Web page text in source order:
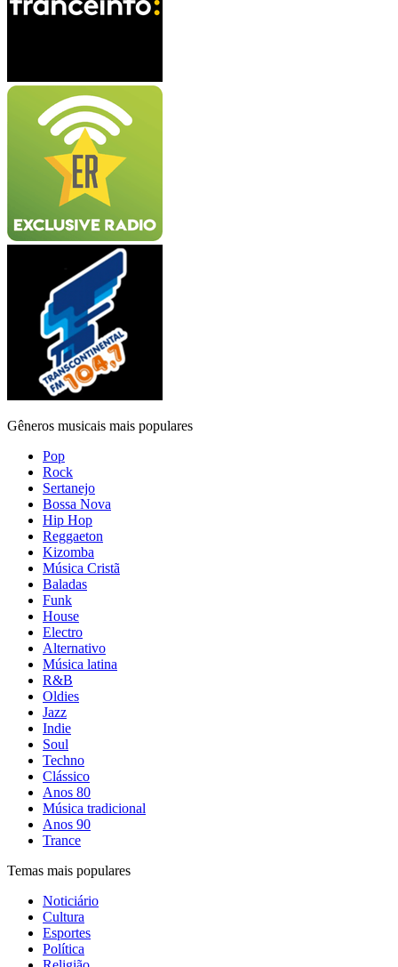
Gêneros musicais mais populares
Pop
Rock
Sertanejo
Bossa Nova
Hip Hop
Reggaeton
Kizomba
Música Cristã
Baladas
Funk
House
Electro
Alternativo
Música latina
R&B
Oldies
Jazz
Indie
Soul
Techno
Clássico
Anos 80
Música tradicional
Anos 90
Trance
Temas mais populares
Noticiário
Cultura
Esportes
Política